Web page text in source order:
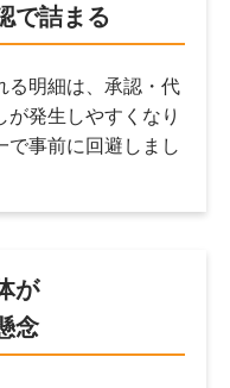
で詰まる
る明細は、承認・代
発生しやすくなり
で事前に回避しまし
が
念